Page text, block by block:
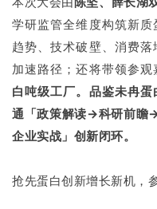
学研监管全维度构筑新
趋势、技术破壁、消费
加速路径；还将带领参观
白吨级工厂。品鉴未冉
通「政策解读→科研前
企业实战」创新闭环。
抢先蛋白创新增长新机，